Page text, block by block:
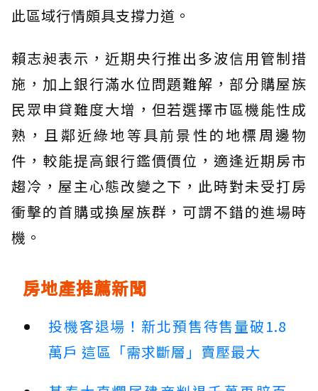
此區域行情頗具支撐力道。
賴志昶表示，近期央行推出多波信用管制措
施，加上銀行滿水位問題難解，部分購屋族
民眾申貸難度大增，但若選擇市區機能性成
熟，且鄰近綠地等具前景性的地標周邊物
件，較能提高銀行鑑價價位，適逢近期房市
趨冷，屋主心態改變之下，此時對未受打房
衝擊的首購或換屋族群，可謂不錯的進場時
機。
房地產推薦新聞
投機客退場！新北預售待售量破1.8
萬戶 這區「需求斷層」賣壓最大